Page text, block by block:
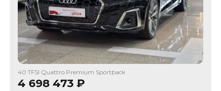
40 TFSI Quattro Premium Sportback
4 698 473 ₽